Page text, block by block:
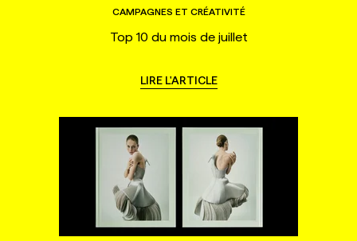
CAMPAGNES ET CRÉATIVITÉ
Top 10 du mois de juillet
LIRE L'ARTICLE